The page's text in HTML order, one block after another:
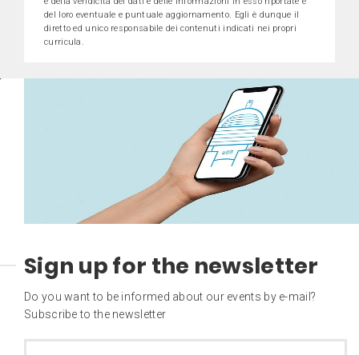
del loro eventuale e puntuale aggiornamento. Egli è dunque il
diretto ed unico responsabile dei contenuti indicati nei propri
curricula.
Sign up for the newsletter
Do you want to be informed about our events by e-mail?
Subscribe to the newsletter